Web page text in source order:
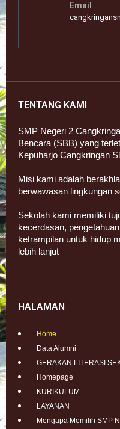
Email
TENTANG KAMI
SMP Negeri 2
Bencara (SBB) yang
Kepuharjo Cangkringan
Misi kami adalah
berwawasan lingkungan
Sekolah kami memiliki
kecerdasan,
ketrampilan untuk hidup
lebih lanjut
HALAMAN
Home
Data Alumni
GERAKAN LITERASI
Homepage
KURIKULUM
LAYANAN
Mengapa Memilih SMP